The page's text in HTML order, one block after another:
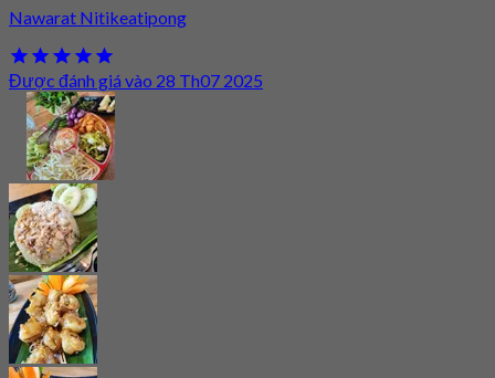
Nawarat Nitikeatipong
Được đánh giá vào 28 Th07 2025